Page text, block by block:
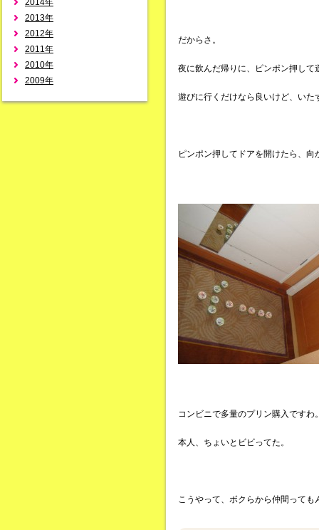
2014年
2013年
2012年
2011年
2010年
2009年
だからさ。
夜に飲んだ帰りに、ピンポン押して
遊びに行くだけなら良いけど、いた
ピンポン押してドアを開けたら、
コンビニで多量のプリン購入ですわ
本人、ちょいとビビってた。
こうやって、ボクらから仲間って